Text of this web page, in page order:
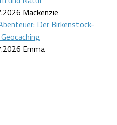
Mackenzie
Der Birkenstock-
Emma